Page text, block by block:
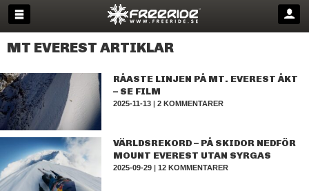
MT EVEREST ARTIKLAR
RÅASTE LINJEN PÅ MT. EVEREST ÅKT
– SE FILM
2025-11-13 |2 KOMMENTARER
VÄRLDSREKORD – PÅ SKIDOR NEDFÖR
MOUNT EVEREST UTAN SYRGAS
2025-09-29 |12 KOMMENTARER